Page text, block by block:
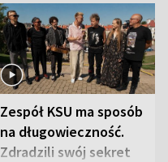
Zespół KSU ma sposób
na długowieczność.
Zdradzili swój sekret